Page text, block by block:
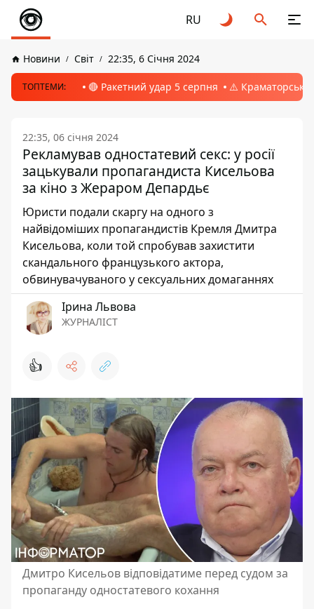
RU
Новини Світ 22:35, 6 Січня 2024
ТОПТЕМИ: 🔴 Ракетний удар 5 серпня ⚠️ Краматорськ,
22:35, 06 січня 2024
Рекламував одностатевий секс: у росії
зацькували пропагандиста Кисельова
за кіно з Жераром Депардьє
Юристи подали скаргу на одного з
найвідоміших пропагандистів Кремля Дмитра
Кисельова, коли той спробував захистити
скандального французького актора,
обвинувачуваного у сексуальних домаганнях
Ірина Львова
ЖУРНАЛІСТ
👍
Дмитро Кисельов відповідатиме перед судом за
пропаганду одностатевого кохання